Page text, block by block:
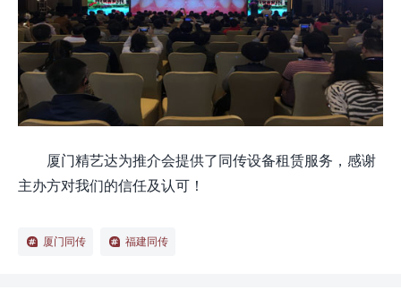
厦门精艺达为推介会提供了同传设备租赁服务，感谢
主办方对我们的信任及认可！
厦门同传 福建同传